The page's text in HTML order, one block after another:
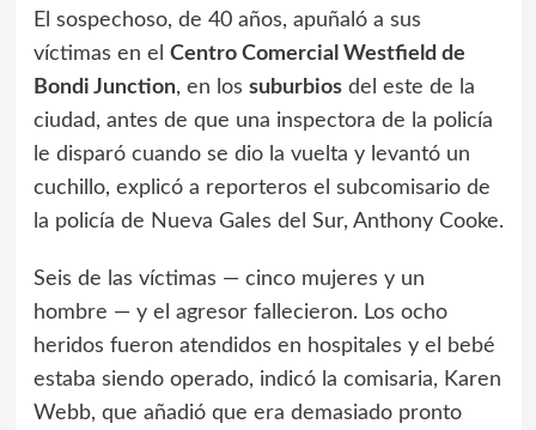
El sospechoso, de 40 años, apuñaló a sus
víctimas en el Centro Comercial Westfield de
Bondi Junction, en los suburbiosdel este de la
ciudad, antes de que una inspectora de la policía
le disparó cuando se dio la vuelta y levantó un
cuchillo, explicó a reporteros el subcomisario de
la policía de Nueva Gales del Sur, Anthony Cooke.
Seis de las víctimas — cinco mujeres y un
hombre — y el agresor fallecieron. Los ocho
heridos fueron atendidos en hospitales y el bebé
estaba siendo operado, indicó la comisaria, Karen
Webb, que añadió que era demasiado pronto